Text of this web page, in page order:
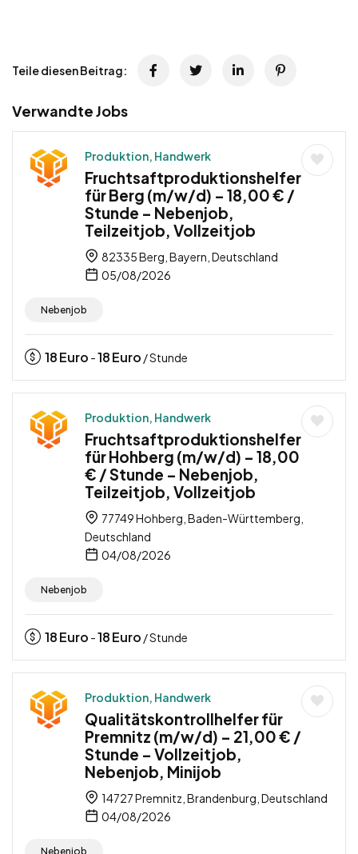
Teile diesen Beitrag:
Verwandte Jobs
Produktion, Handwerk
Fruchtsaftproduktionshelfer
für Berg (m/w/d) – 18,00 € /
Stunde – Nebenjob,
Teilzeitjob, Vollzeitjob
82335 Berg, Bayern, Deutschland
05/08/2026
Nebenjob
18Euro -18Euro / Stunde
Produktion, Handwerk
Fruchtsaftproduktionshelfer
für Hohberg (m/w/d) – 18,00
€ / Stunde – Nebenjob,
Teilzeitjob, Vollzeitjob
77749 Hohberg, Baden-Württemberg,
Deutschland
04/08/2026
Nebenjob
18Euro -18Euro / Stunde
Produktion, Handwerk
Qualitätskontrollhelfer für
Premnitz (m/w/d) – 21,00 € /
Stunde – Vollzeitjob,
Nebenjob, Minijob
14727 Premnitz, Brandenburg, Deutschland
04/08/2026
Nebenjob